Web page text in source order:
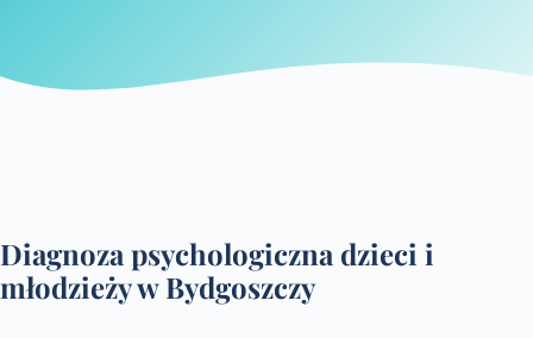
Diagnoza psychologiczna dzieci i
młodzieży w Bydgoszczy